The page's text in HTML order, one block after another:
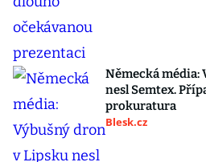
Německá média:
nesl Semtex.
prokuratura
Blesk.cz